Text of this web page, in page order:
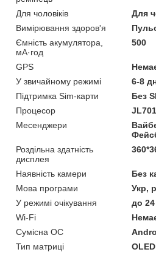
Для чоловіків
Для
Вимірювання здоров'я
Ємність акумулятора,
мА·год
500
GPS
У звичайному режимі
6-8
Підтримка Sim-карти
Без
Процесор
Месенджери
Роздільна здатність
дисплея
Наявність камери
Без
Мова програми
Укр,
У режимі очікування
до 24
Wi-Fi
Сумісна ОС
Тип матриці
OLED